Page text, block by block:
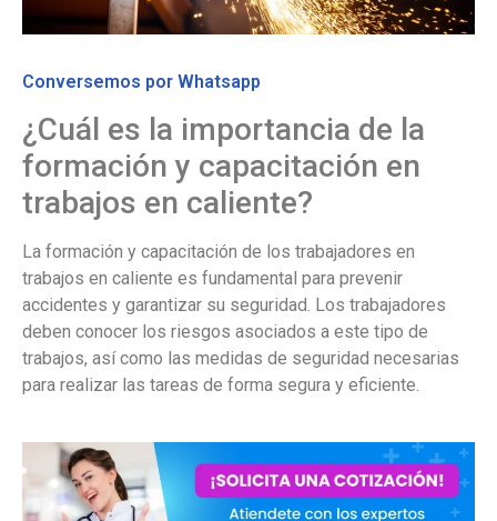
Conversemos por Whatsapp
¿Cuál es la importancia de la
formación y capacitación en
trabajos en caliente?
La formación y capacitación de los trabajadores en
trabajos en caliente es fundamental para prevenir
accidentes y garantizar su seguridad. Los trabajadores
deben conocer los riesgos asociados a este tipo de
trabajos, así como las medidas de seguridad necesarias
para realizar las tareas de forma segura y eficiente.